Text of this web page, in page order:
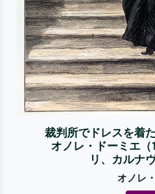
裁判所でドレスを着
オノレ・ドーミエ（
リ、カルナ
オノレ